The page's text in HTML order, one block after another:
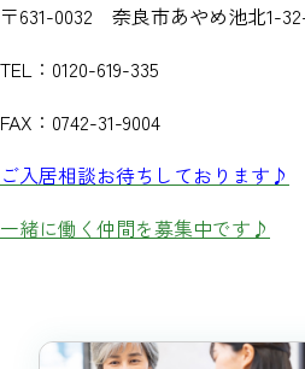
〒631-0032 奈良市あやめ池北1-
TEL：0120-619-335
FAX：0742-31-9004
ご入居相談お待ちしております♪
一緒に働く仲間を募集中です♪